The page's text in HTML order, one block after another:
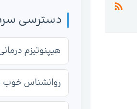
دسترسی
هیپنوتیزم
روانشناس خوب